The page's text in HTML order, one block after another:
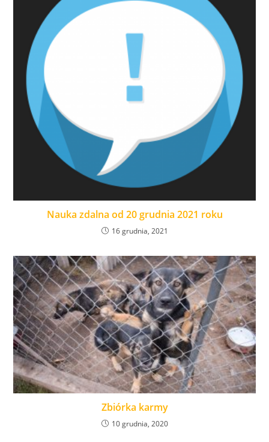
Nauka zdalna od 20 grudnia 2021 roku
16 grudnia, 2021
Zbiórka karmy
10 grudnia, 2020